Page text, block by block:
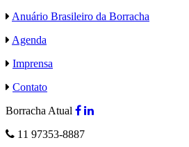
Anuário Brasileiro da Borracha
Agenda
Imprensa
Contato
Borracha Atual
11 97353-8887